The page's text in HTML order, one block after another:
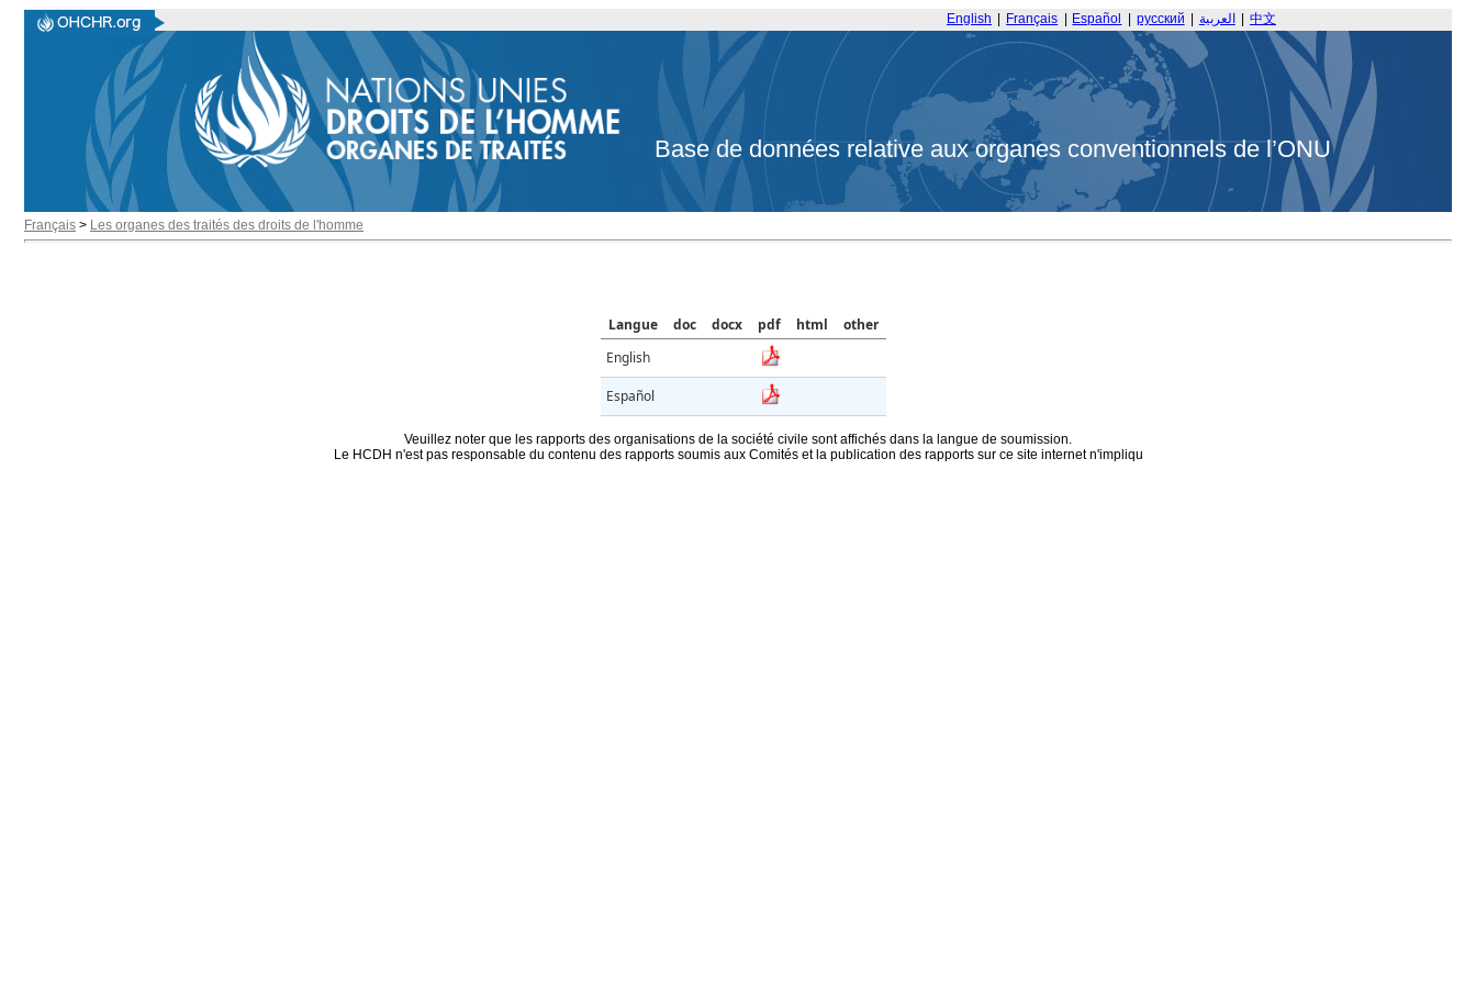
English Français Español русский العربية 中文
Base de données relative aux organes conventionnels de l’ONU
Français > Les organes des traités des droits de l'homme
Langue doc docx pdf html
other
English
Español
Veuillez noter que les rapports des organisations de la société civile sont affichés dans la langue de soumission.
Le HCDH n'est pas responsable du contenu des rapports soumis aux Comités et la publication des rapports sur ce site internet n'impliqu